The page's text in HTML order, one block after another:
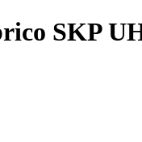
SKP